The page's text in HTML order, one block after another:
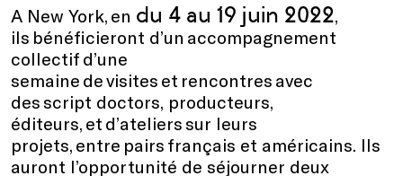
A New York, en du 4 au 19 juin 2022,
ils bénéficieront d’un accompagnement
collectif d’une
semaine de visites et rencontres avec
des script doctors, producteurs,
éditeurs, et d’ateliers sur leurs
projets, entre pairs français et américains. Ils
auront l’opportunité de séjourner deux